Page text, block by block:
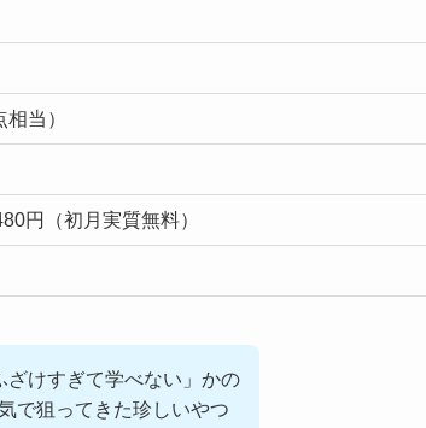
当）
円（初月実質無料）
けすぎて学べない」かの
で狙ってきた珍しいやつ